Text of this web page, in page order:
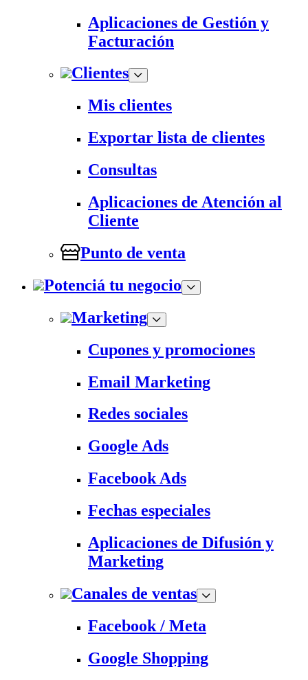
Aplicaciones de Gestión y
Facturación
Clientes
Mis clientes
Exportar lista de clientes
Consultas
Aplicaciones de Atención al
Cliente
Punto de venta
Potenciá tu negocio
Marketing
Cupones y promociones
Email Marketing
Redes sociales
Google Ads
Facebook Ads
Fechas especiales
Aplicaciones de Difusión y
Marketing
Canales de ventas
Facebook / Meta
Google Shopping